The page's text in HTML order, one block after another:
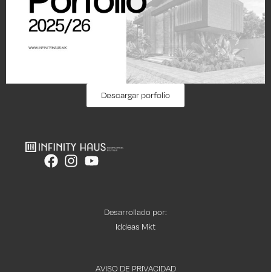
Descargar porfolio
Desarrollado por:
Iddeas Mkt
AVISO DE PRIVACIDAD